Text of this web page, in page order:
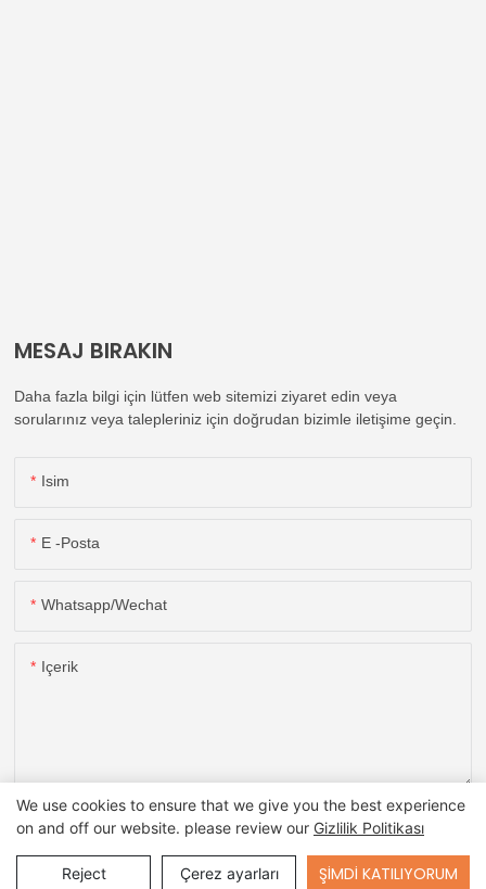
MESAJ BIRAKIN
Daha fazla bilgi için lütfen web sitemizi ziyaret edin veya
sorularınız veya talepleriniz için doğrudan bizimle iletişime geçin.
Isim
E -posta
Whatsapp/wechat
Içerik
ŞIMDI SORUŞTURMA
Send Inquiry
We use cookies to ensure that we give you the best experience
on and off our website. please review our Gizlilik Politikası
Reject Çerez ayarları ŞIMDI KATILIYORUM